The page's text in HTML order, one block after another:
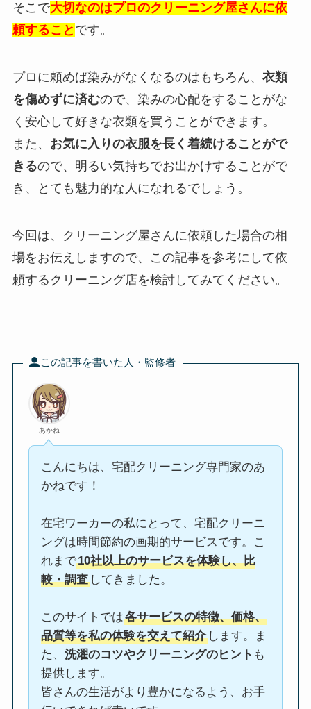
そこで大切なのはプロのクリーニング屋さんに依
頼すること です。
プロに頼めば染みがなくなるのはもちろん、 衣類
を傷めずに済むので、染みの心配をすることがな
く安心して好きな衣類を買うことができます。
また、 お気に入りの衣服を長く着続けることがで
きるので、明るい気持ちでお出かけすることがで
き、とても魅力的な人になれるでしょう。
今回は、クリーニング屋さんに依頼した場合の相
場をお伝えしますので、この記事を参考にして依
頼するクリーニング店を検討してみてください。
この記事を書いた人・監修者
あかね
こんにちは、宅配クリーニング専門家のあ
かねです！
在宅ワーカーの私にとって、宅配クリーニ
ングは時間節約の画期的サービスです。こ
れまで10社以上のサービスを体験し、比
較・調査 してきました。
このサイトでは各サービスの特徴、価格、
品質等を私の体験を交えて紹介 します。ま
た、洗濯のコツやクリーニングのヒント も
提供します。
皆さんの生活がより豊かになるよう、お手